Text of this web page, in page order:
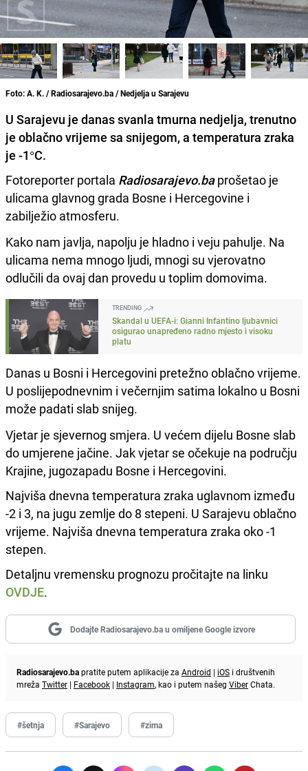
Foto: A. K. / Radiosarajevo.ba / Nedjelja u Sarajevu
U Sarajevu je danas svanla tmurna nedjelja, trenutno
je oblačno vrijeme sa snijegom, a temperatura zraka
je -1°C.
Fotoreporter portala Radiosarajevo.baprošetao je
ulicama glavnog grada Bosne i Hercegovine i
zabilježio atmosferu.
Kako nam javlja, napolju je hladno i veju pahulje. Na
ulicama nema mnogo ljudi, mnogi su vjerovatno
odlučili da ovaj dan provedu u toplim domovima.
TRENDING
Skandal u UEFA-i: Gianni Infantino ljubavnici
osigurao unapređeno radno mjesto i visoku
platu
Danas u Bosni i Hercegovini pretežno oblačno vrijeme.
U poslijepodnevnim i večernjim satima lokalno u Bosni
može padati slab snijeg.
Vjetar je sjevernog smjera. U većem dijelu Bosne slab
do umjerene jačine. Jak vjetar se očekuje na području
Krajine, jugozapadu Bosne i Hercegovini.
Najviša dnevna temperatura zraka uglavnom između
-2 i 3, na jugu zemlje do 8 stepeni. U Sarajevu oblačno
vrijeme. Najviša dnevna temperatura zraka oko -1
stepen.
Detaljnu vremensku prognozu pročitajte na linku
OVDJE.
Dodajte Radiosarajevo.ba u omiljene Google izvore
Radiosarajevo.bapratite putem aplikacije za Android | iOS i društvenih
mreža Twitter | Facebook | Instagram, kao i putem našeg ViberChata.
#šetnja #Sarajevo #zima